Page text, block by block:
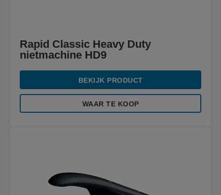
Rapid Classic Heavy Duty
nietmachine HD9
BEKIJK PRODUCT
WAAR TE KOOP